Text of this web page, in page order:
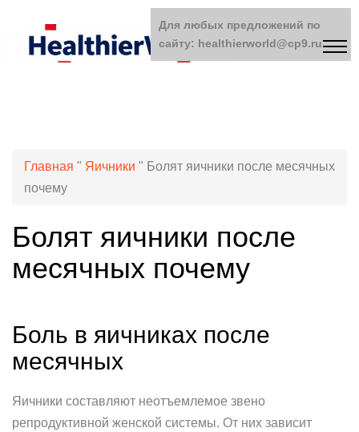
Главная " Яичники " Болят яичники после месячных
почему
Болят яичники после
месячных почему
Боль в яичниках после
месячных
Яичники составляют неотъемлемое звено
репродуктивной женской системы. От них зависит
Для любых предложений по
сайту: healthierworld@cp9.ru